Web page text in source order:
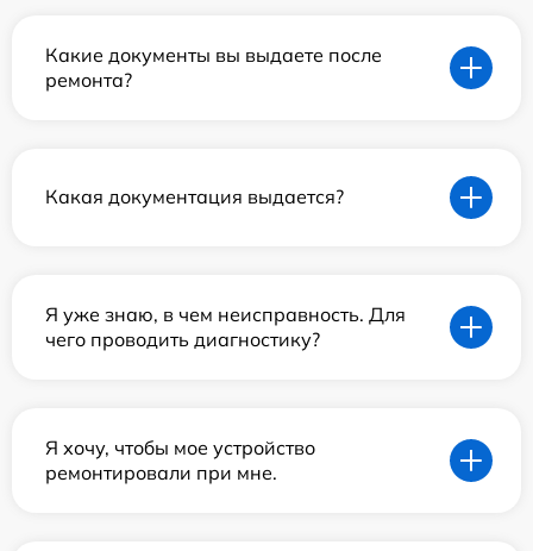
Какие документы вы выдаете после
ремонта?
Какая документация выдается?
Я уже знаю, в чем неисправность. Для
чего проводить диагностику?
Я хочу, чтобы мое устройство
ремонтировали при мне.